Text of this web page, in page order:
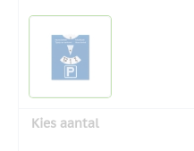
Kies aantal